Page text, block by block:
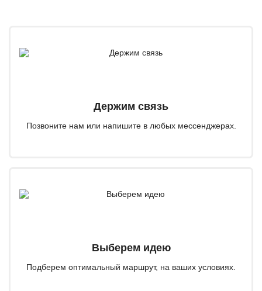
Держим связь
Позвоните нам или напишите в любых мессенджерах.
Выберем идею
Подберем оптимальный маршрут, на ваших условиях.